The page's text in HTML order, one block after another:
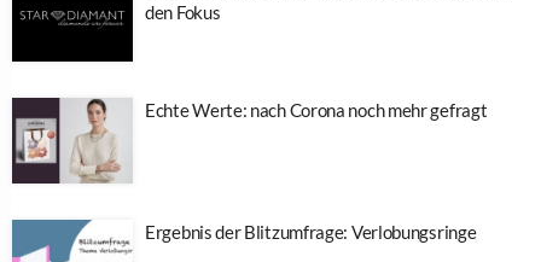
den Fokus
Echte Werte: nach Corona noch mehr gefragt
Ergebnis der Blitzumfrage: Verlobungsringe